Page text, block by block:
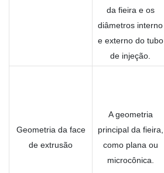
da fieira e os
diâmetros interno
e externo do tubo
de injeção.
Geometria da face
de extrusão
A geometria
principal da fieira,
como plana ou
microcônica.